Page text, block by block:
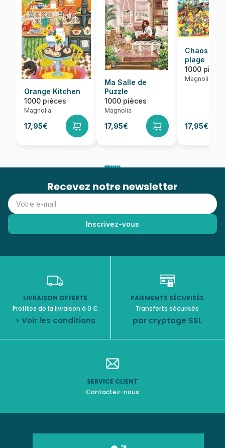
Orange Kitchen
1000 pièces
Magnolia
17,95€
Ma Salle de
Puzzle
1000 pièces
Magnolia
17,95€
Chaos sur
plage
1000
Magnolia
17,95€
Recevez notre newsletter
LIVRAISON OFFERTE
Profitez de la livraison à 0 €
> Voir les conditions
PAIEMENTS SÉCURISÉS
Transferts sécurisés
par cryptage SSL
SERVICE CLIENT
Contactez-nous